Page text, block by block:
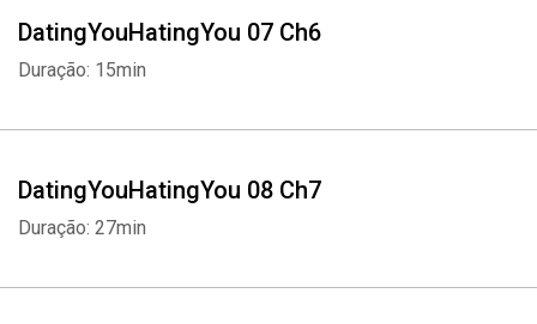
DatingYouHatingYou 07 Ch6
Duração: 15min
DatingYouHatingYou 08 Ch7
Duração: 27min